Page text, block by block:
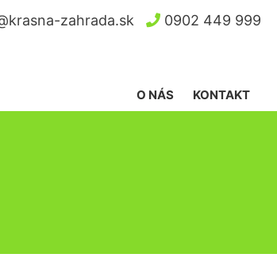
zahrada.sk 0902 449 999
KONTAKT
O NÁS